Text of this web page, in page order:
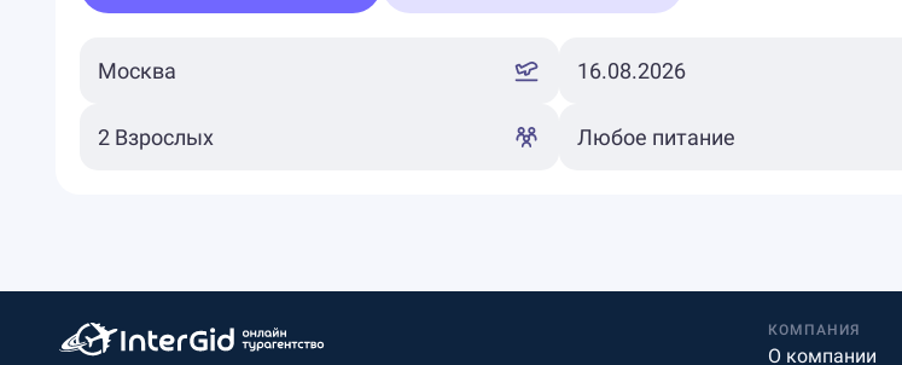
КОМПАНИЯ
О компании